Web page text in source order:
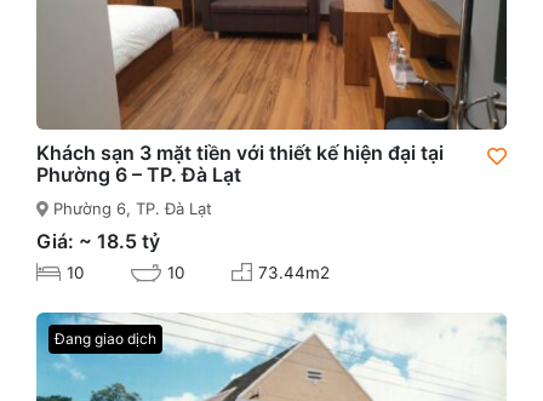
Khách sạn 3 mặt tiền với thiết kế hiện đại tại
Phường 6 – TP. Đà Lạt
Phường 6, TP. Đà Lạt
Giá: ~ 18.5 tỷ
10 10 73.44m2
Đang giao dịch